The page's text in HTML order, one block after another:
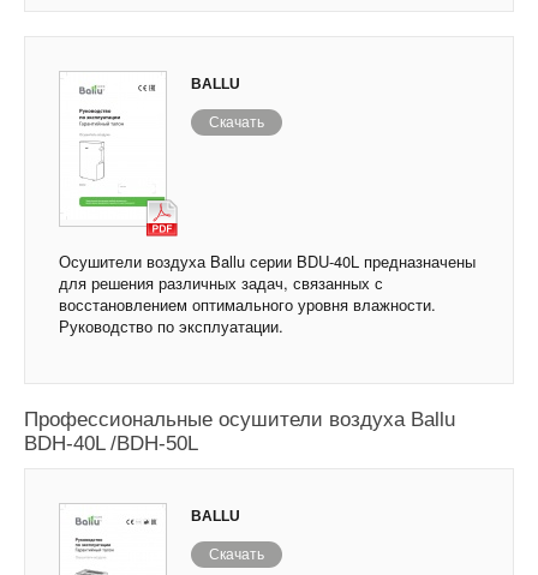
BALLU
Скачать
Осушители воздуха Ballu серии BDU-40L предназначены
для решения различных задач, связанных с
восстановлением оптимального уровня влажности.
Руководство по эксплуатации.
Профессиональные осушители воздуха Ballu
BDH-40L /BDH-50L
BALLU
Скачать